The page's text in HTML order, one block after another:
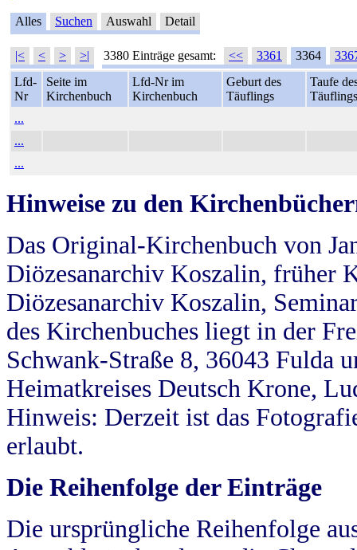
Alles Suchen Auswahl Detail
|< < > >| 3380 Einträge gesamt: << 3361 3364
Lfd-
Nr
Seite im
Kirchenbuch
Lfd-Nr im
Kirchenbuch
Geburt des
Täuflings
Taufe
Täuflings
...
...
...
Hinweise zu den
Das Original-Kirchenbuch von
Diözesanarchiv Koszalin, früher
Diözesanarchiv Koszalin,
des Kirchenbuches liegt in der
Schwank-Straße 8, 36043 Fulda
Heimatkreises Deutsch Krone,
Hinweis: Derzeit ist das
erlaubt.
Die Reihenfolge der Einträge
Die ursprüngliche Reihenfolge